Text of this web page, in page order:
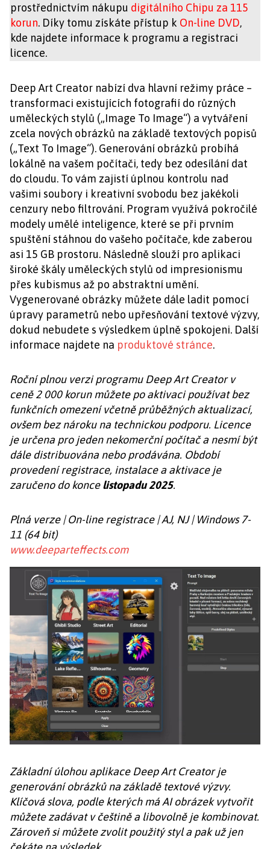
prostřednictvím nákupu digitálního Chipu za 115
korun. Díky tomu získáte přístup k On-line DVD,
kde najdete informace k programu a registraci
licence.
Deep Art Creator nabízí dva hlavní režimy práce –
transformaci existujících fotografií do různých
uměleckých stylů („Image To Image“) a vytváření
zcela nových obrázků na základě textových popisů
(„Text To Image“). Generování obrázků probíhá
lokálně na vašem počítači, tedy bez odesílání dat
do cloudu. To vám zajistí úplnou kontrolu nad
vašimi soubory i kreativní svobodu bez jakékoli
cenzury nebo filtrování. Program využívá pokročilé
modely umělé inteligence, které se při prvním
spuštění stáhnou do vašeho počítače, kde zaberou
asi 15 GB prostoru. Následně slouží pro aplikaci
široké škály uměleckých stylů od impresionismu
přes kubismus až po abstraktní umění.
Vygenerované obrázky můžete dále ladit pomocí
úpravy parametrů nebo upřesňování textové výzvy,
dokud nebudete s výsledkem úplně spokojeni. Další
informace najdete na produktové stránce.
Roční plnou verzi programu Deep Art Creator v
ceně 2 000 korun můžete po aktivaci používat bez
funkčních omezení včetně průběžných aktualizací,
ovšem bez nároku na technickou podporu. Licence
je určena pro jeden nekomerční počítač a nesmí být
dále distribuována nebo prodávána. Období
provedení registrace, instalace a aktivace je
zaručeno do koncelistopadu 2025.
Plná verze | On-line registrace | AJ, NJ | Windows 7-
11 (64 bit)
www.deeparteffects.com
Základní úlohou aplikace Deep Art Creator je
generování obrázků na základě textové výzvy.
Klíčová slova, podle kterých má AI obrázek vytvořit
můžete zadávat v češtině a libovolně je kombinovat.
Zároveň si můžete zvolit použitý styl a pak už jen